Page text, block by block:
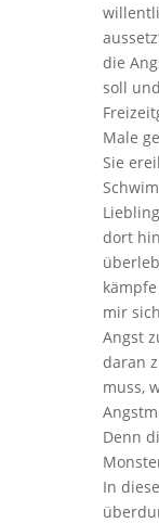
die
soll
Male
Sie
dort
mir
Angst
daran
muss,
Denn
In